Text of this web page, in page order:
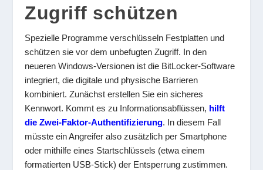
Zugriff schützen
Spezielle Programme verschlüsseln Festplatten und
schützen sie vor dem unbefugten Zugriff. In den
neueren Windows-Versionen ist die BitLocker-Software
integriert, die digitale und physische Barrieren
kombiniert. Zunächst erstellen Sie ein sicheres
Kennwort. Kommt es zu Informationsabflüssen, hilft
die Zwei-Faktor-Authentifizierung. In diesem Fall
müsste ein Angreifer also zusätzlich per Smartphone
oder mithilfe eines Startschlüssels (etwa einem
formatierten USB-Stick) der Entsperrung zustimmen.